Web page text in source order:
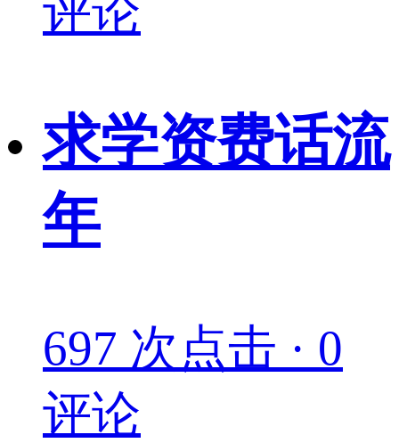
评论
求学资费话流
年
697 次点击 · 0
评论